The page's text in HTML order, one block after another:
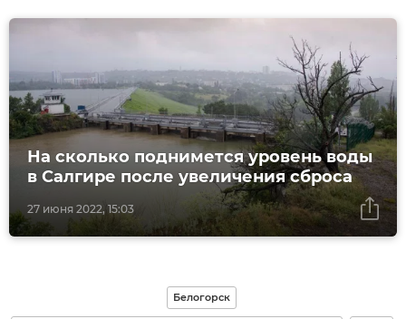
27 июня 2022, 15:03
На сколько поднимется уровень воды
в Салгире после увеличения сброса
Белогорск